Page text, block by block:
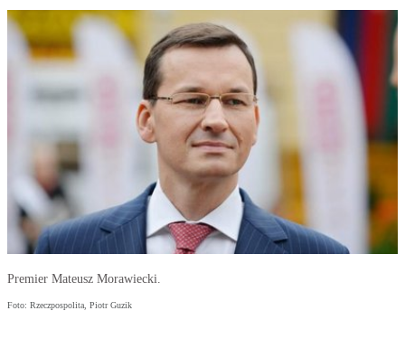
Premier Mateusz Morawiecki.
Foto: Rzeczpospolita, Piotr Guzik